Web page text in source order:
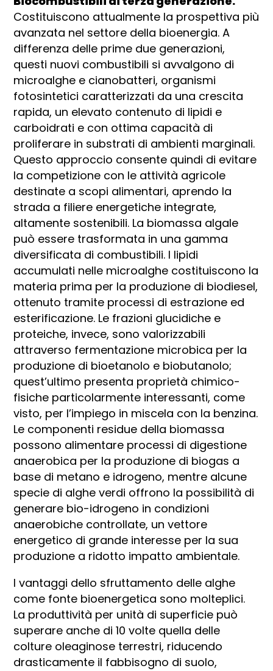
Costituiscono attualmente la prospettiva più
avanzata nel settore della bioenergia. A
differenza delle prime due generazioni,
questi nuovi combustibili si avvalgono di
microalghe e cianobatteri, organismi
fotosintetici caratterizzati da una crescita
rapida, un elevato contenuto di lipidi e
carboidrati e con ottima capacità di
proliferare in substrati di ambienti marginali.
Questo approccio consente quindi di evitare
la competizione con le attività agricole
destinate a scopi alimentari, aprendo la
strada a filiere energetiche integrate,
altamente sostenibili. La biomassa algale
può essere trasformata in una gamma
diversificata di combustibili. I lipidi
accumulati nelle microalghe costituiscono la
materia prima per la produzione di biodiesel,
ottenuto tramite processi di estrazione ed
esterificazione. Le frazioni glucidiche e
proteiche, invece, sono valorizzabili
attraverso fermentazione microbica per la
produzione di bioetanolo e biobutanolo;
quest’ultimo presenta proprietà chimico-
fisiche particolarmente interessanti, come
visto, per l’impiego in miscela con la benzina.
Le componenti residue della biomassa
possono alimentare processi di digestione
anaerobica per la produzione di biogas a
base di metano e idrogeno, mentre alcune
specie di alghe verdi offrono la possibilità di
generare bio-idrogeno in condizioni
anaerobiche controllate, un vettore
energetico di grande interesse per la sua
produzione a ridotto impatto ambientale.
I vantaggi dello sfruttamento delle alghe
come fonte bioenergetica sono molteplici.
La produttività per unità di superficie può
superare anche di 10 volte quella delle
colture oleaginose terrestri, riducendo
drasticamente il fabbisogno di suolo,